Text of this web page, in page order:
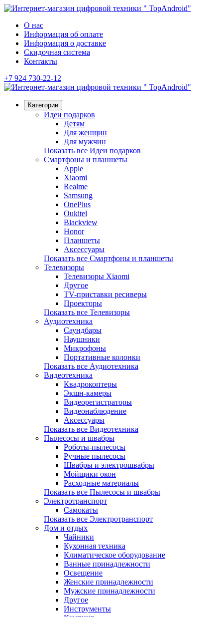
О нас
Информация об оплате
Информация о доставке
Скидочная система
Контакты
+7 924 730-22-12
Категории
Идеи подарков
Детям
Для женщин
Для мужчин
Показать все Идеи подарков
Смартфоны и планшеты
Apple
Xiaomi
Realme
Samsung
OnePlus
Oukitel
Blackview
Honor
Планшеты
Аксессуары
Показать все Смартфоны и планшеты
Телевизоры
Телевизоры Xiaomi
Другое
TV-приставки ресиверы
Проекторы
Показать все Телевизоры
Аудиотехника
Саундбары
Наушники
Микрофоны
Портативные колонки
Показать все Аудиотехника
Видеотехника
Квадрокоптеры
Экшн-камеры
Видеорегистраторы
Видеонаблюдение
Аксессуары
Показать все Видеотехника
Пылесосы и швабры
Роботы-пылесосы
Ручные пылесосы
Швабры и электрошвабры
Мойщики окон
Расходные материалы
Показать все Пылесосы и швабры
Электротранспорт
Самокаты
Показать все Электротранспорт
Дом и отдых
Чайники
Кухонная техника
Климатическое оборудование
Ванные принадлежности
Освещение
Женские принадлежности
Мужские принадлежности
Другое
Инструменты